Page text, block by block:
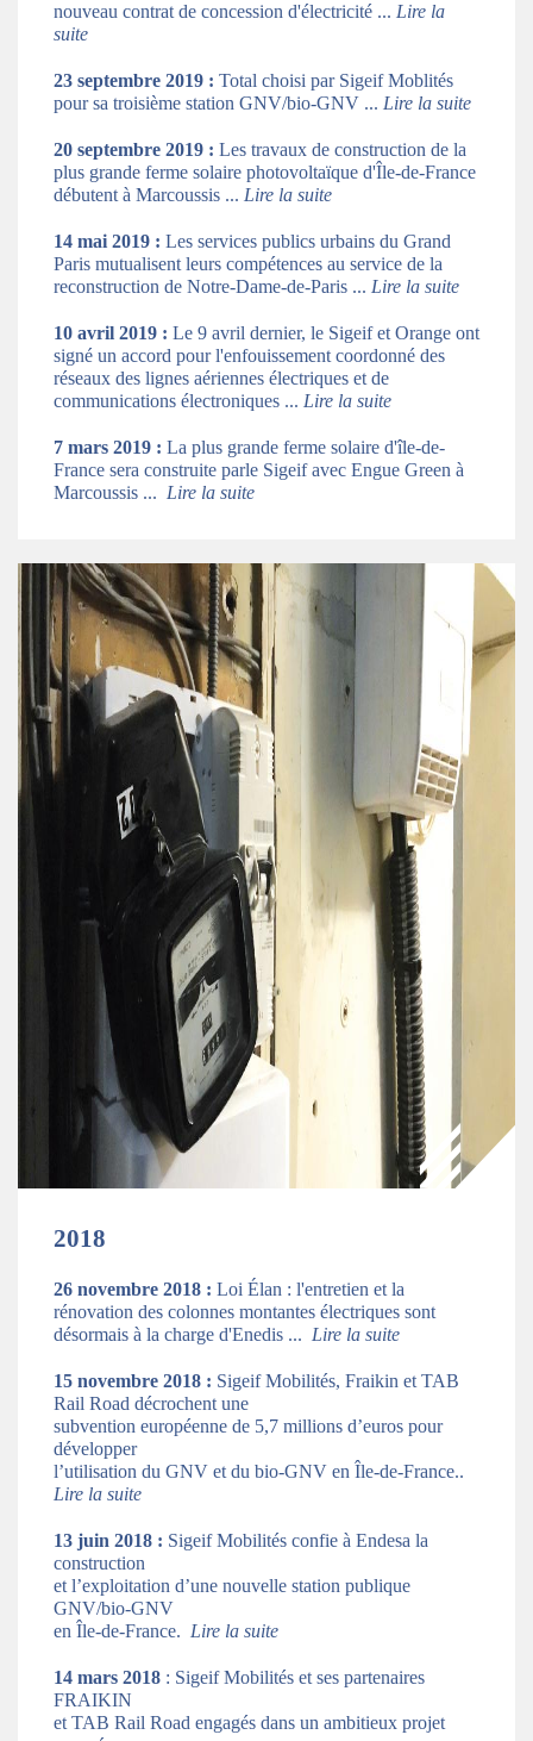
nouveau contrat de concession d'électricité ... Lire la
suite
23 septembre 2019 : Total choisi par Sigeif Moblités
pour sa troisième station GNV/bio-GNV ... Lire la suite
20 septembre 2019 : Les travaux de construction de la
plus grande ferme solaire photovoltaïque d'Île-de-France
débutent à Marcoussis ... Lire la suite
14 mai 2019 : Les services publics urbains du Grand
Paris mutualisent leurs compétences au service de la
reconstruction de Notre-Dame-de-Paris ... Lire la suite
10 avril 2019 : Le 9 avril dernier, le Sigeif et Orange ont
signé un accord pour l'enfouissement coordonné des
réseaux des lignes aériennes électriques et de
communications électroniques ... Lire la suite
7 mars 2019 : La plus grande ferme solaire d'île-de-
France sera construite parle Sigeif avec Engue Green à
Marcoussis ... Lire la suite
2018
26 novembre 2018 : Loi Élan : l'entretien et la
rénovation des colonnes montantes électriques sont
désormais à la charge d'Enedis ... Lire la suite
15 novembre 2018 : Sigeif Mobilités, Fraikin et TAB
Rail Road décrochent une
subvention européenne de 5,7 millions d’euros pour
développer
l’utilisation du GNV et du bio-GNV en Île-de-France..
Lire la suite
13 juin 2018 : Sigeif Mobilités confie à Endesa la
construction
et l’exploitation d’une nouvelle station publique
GNV/bio-GNV
en Île-de-France. Lire la suite
14 mars 2018 : Sigeif Mobilités et ses partenaires
FRAIKIN
et TAB Rail Road engagés dans un ambitieux projet